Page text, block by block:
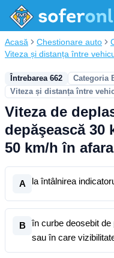
Acasă Chestionare auto
Viteza și distanța între
Întrebarea 662
Categoria
Viteza și distanța între
Viteza de
depăşească
50 km/h în
A la întâlnirea
B
în curbe deosebit
sau în care